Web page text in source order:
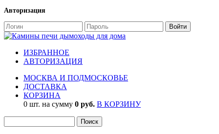
Авторизация
ИЗБРАННОЕ
АВТОРИЗАЦИЯ
МОСКВА И ПОДМОСКОВЬЕ
ДОСТАВКА
КОРЗИНА
0 шт. на сумму 0 руб. В КОРЗИНУ